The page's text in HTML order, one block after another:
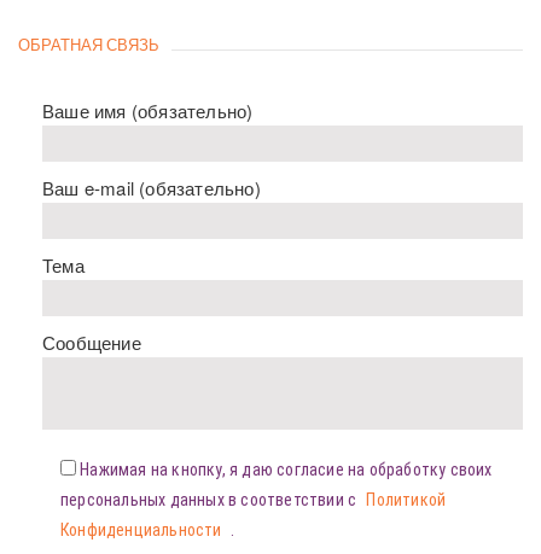
ОБРАТНАЯ СВЯЗЬ
Ваше имя (обязательно)
Ваш e-mail (обязательно)
Тема
Сообщение
Нажимая на кнопку, я даю согласие на обработку своих
персональных данных в соответствии с
Политикой
Конфиденциальности